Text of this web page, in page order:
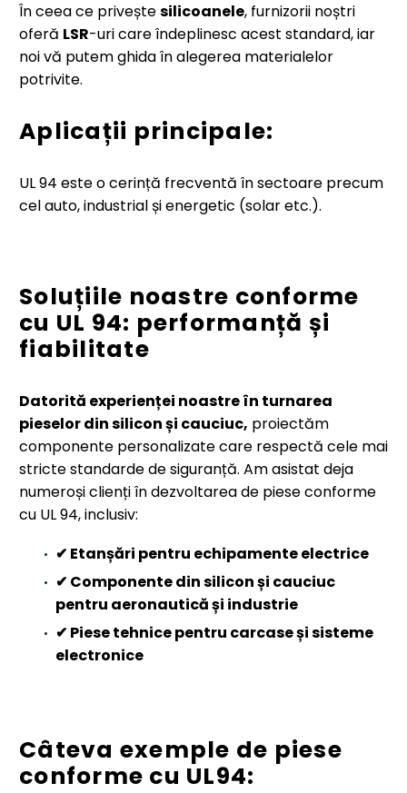
În ceea ce priveștesilicoanele, furnizorii noștri
oferă LSR-uri care îndeplinesc acest standard, iar
noi vă putem ghida în alegerea materialelor
potrivite.
Aplicații principale:
UL 94 este o cerință frecventă în sectoare precum
cel auto, industrial și energetic (solar etc.).
Soluțiile noastre conforme
cu UL 94: performanță și
fiabilitate
Datorită experienței noastre în turnarea
pieselor din silicon și cauciuc, proiectăm
componente personalizate care respectă cele mai
stricte standarde de siguranță. Am asistat deja
numeroși clienți în dezvoltarea de piese conforme
cu UL 94, inclusiv:
✔ Etanșări pentru echipamente electrice
✔ Componente din silicon și cauciuc
pentru aeronautică și industrie
✔ Piese tehnice pentru carcase și sisteme
electronice
Câteva exemple de piese
conforme cu UL94: